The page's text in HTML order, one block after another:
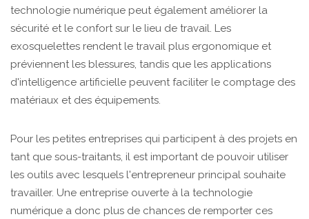
technologie numérique peut également améliorer la
sécurité et le confort sur le lieu de travail. Les
exosquelettes rendent le travail plus ergonomique et
préviennent les blessures, tandis que les applications
d'intelligence artificielle peuvent faciliter le comptage des
matériaux et des équipements.
Pour les petites entreprises qui participent à des projets en
tant que sous-traitants, il est important de pouvoir utiliser
les outils avec lesquels l'entrepreneur principal souhaite
travailler. Une entreprise ouverte à la technologie
numérique a donc plus de chances de remporter ces